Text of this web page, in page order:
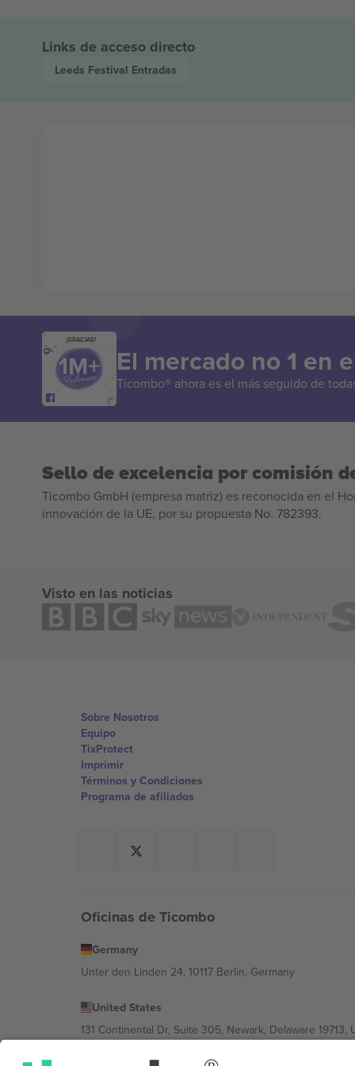
Links de acceso directo
Leeds Festival Entradas
¡GRACIAS!
El mercado no 1 en
Ticombo® ahora es el más seguido de
Sello de excelencia por comisión
Ticombo GmbH (empresa matriz) es reconocida en el
innovación de la UE, por su propuesta No. 782393.
Visto en las noticias
Sobre Nosotros
Equipo
TixProtect
Imprimir
Términos y Condiciones
Programa de afiliados
Oficinas de Ticombo
Germany
Unter den Linden 24, 10117 Berlin, Germany
United States
131 Continental Dr, Suite 305, Newark, Delaware 19713,